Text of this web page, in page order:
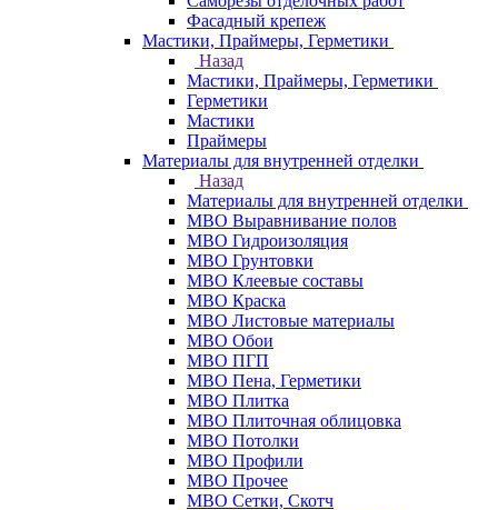
Фасадный крепеж
Мастики, Праймеры, Герметики
Назад
Мастики, Праймеры, Герметики
Герметики
Мастики
Праймеры
Материалы для внутренней отделки
Назад
Материалы для внутренней отделки
МВО Выравнивание полов
МВО Гидроизоляция
МВО Грунтовки
МВО Клеевые составы
МВО Краска
МВО Листовые материалы
МВО Обои
МВО ПГП
МВО Пена, Герметики
МВО Плитка
МВО Плиточная облицовка
МВО Потолки
МВО Профили
МВО Прочее
МВО Сетки, Скотч